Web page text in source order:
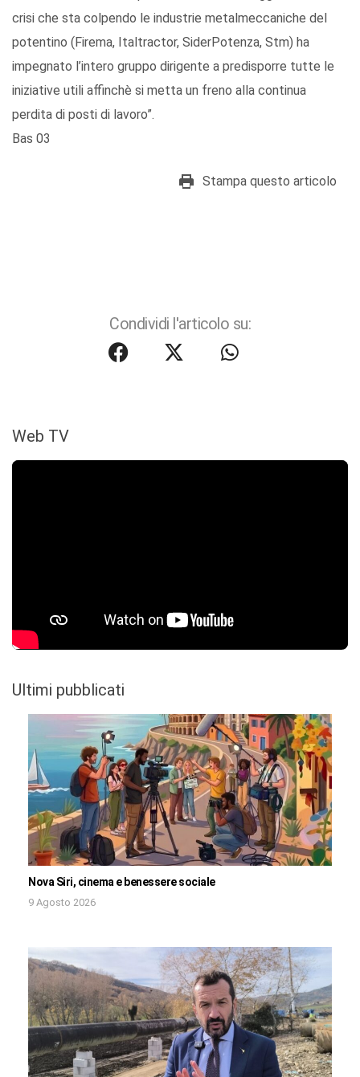
crisi che sta colpendo le industrie metalmeccaniche del
potentino (Firema, Italtractor, SiderPotenza, Stm) ha
impegnato l’intero gruppo dirigente a predisporre tutte le
iniziative utili affinchè si metta un freno alla continua
perdita di posti di lavoro”.
Bas 03
Stampa questo articolo
Condividi l'articolo su:
Web TV
Ultimi pubblicati
Nova Siri, cinema e benessere sociale
9 Agosto 2026